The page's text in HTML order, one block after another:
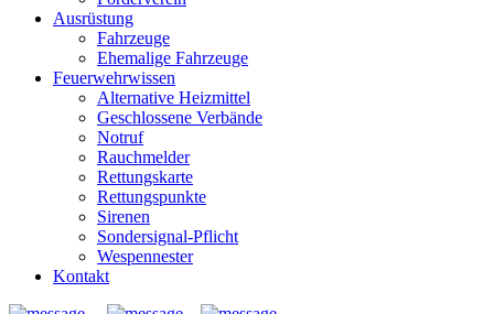
Ausrüstung
Fahrzeuge
Ehemalige Fahrzeuge
Feuerwehrwissen
Alternative Heizmittel
Geschlossene Verbände
Notruf
Rauchmelder
Rettungskarte
Rettungspunkte
Sirenen
Sondersignal-Pflicht
Wespennester
Kontakt